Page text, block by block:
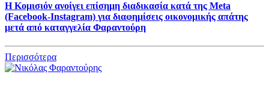
Η Κομισιόν ανοίγει επίσημη διαδικασία κατά της Meta
(Facebook-Instagram) για διαφημίσεις οικονομικής απάτης
μετά από καταγγελία Φαραντούρη
Περισσότερα